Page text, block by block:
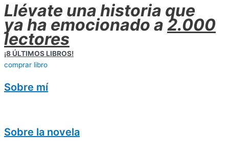
Llévate una historia que
ya ha emocionado a 2.000
lectores
¡8 ÚLTIMOS LIBROS!
comprar libro
Sobre mí
Sobre la novela